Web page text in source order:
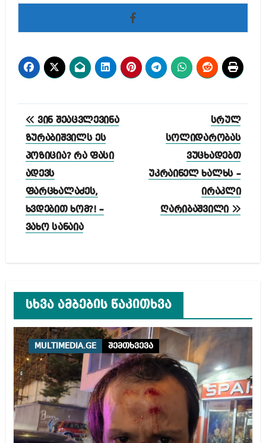
პოსტის
ნავიგაცია
ვინ შეაცვლევინა
ზურაბიშვილს ეს
პოზიცია? რა ფასი
ადევს
ფარცხალაძეს,
ხვდებით ხომ?! –
ვახო სანაია
სრულ
სოლიდარობას
ვუცხადებთ
უკრაინელ ხალხს –
ირაკლი
ღარიბაშვილი
სხვა ამბების წაკითხვა
MULTIMEDIA.GE შემთხვევა